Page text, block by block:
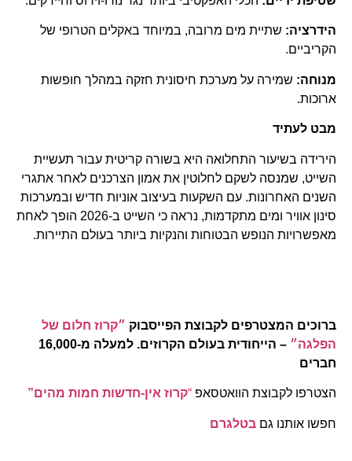
הידרציה: שתיית מים מרובה, במיוחד באקלים הטרופי של
הקריביים.
מנוחה: שמירה על מערכת חיסונית חזקה במהלך חופשות
ארוכות.
מבט לעתיד
הירידה בשיעור התחלואה היא בשורה קריטית עבור תעשיית
השייט, שמנסה לשקם לחלוטין את אמון הצרכנים לאחר אתגרי
השנים האחרונות. עם השקעות בעיצוב אוניות חדיש ובמערכות
סינון אוויר ומים מתקדמות, נראה כי השייט ב-2026 הופך לאחת
מאפשרויות הנופש הבטוחות והנקיות ביותר בעולם התיירות.
ברוכים המצטרפים לקבוצת הפייסבוק ״קרוז חלום של
הפלגה״
– הייחודית בעולם הקרוזים. למעלה מ-16,000
חברים
הצטרפו לקבוצת הוואטסאפ “קרוז אין-חדשות חמות מהים”
חפשו אותנו גם בטלגרם